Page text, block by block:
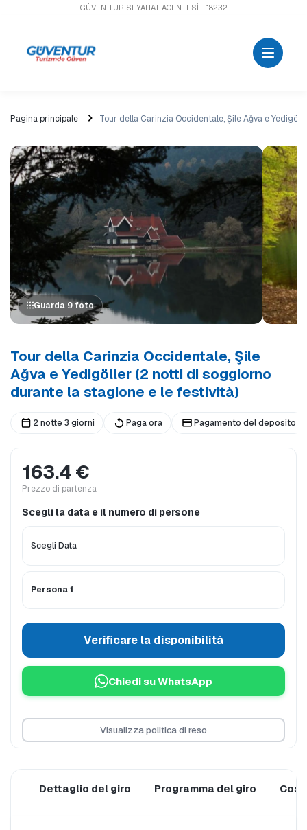
GÜVEN TUR SEYAHAT ACENTESİ - 18232
Pagina principale Tour della Carinzia Occidentale, Şile Ağva e
Guarda 9 foto
Tour della Carinzia Occidentale, Şile
Ağva e Yedigöller (2 notti di soggiorno
durante la stagione e le festività)
2 notte 3 giorni Paga ora Pagamento del deposito
163.4 €
Prezzo di partenza
Scegli la data e il numero di persone
Persona 1
Verificare la disponibilità
Chiedi su WhatsApp
Visualizza politica di reso
Dettaglio del giro Programma del giro